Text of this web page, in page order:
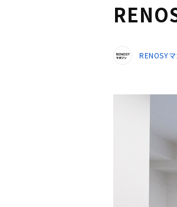
ウォークインクローゼット
RENOSY